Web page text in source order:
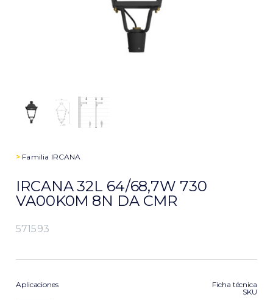
> Familia IRCANA
IRCANA 32L 64/68,7W 730
VA00K0M 8N DA CMR
571593
Aplicaciones
Ficha técnica
SKU